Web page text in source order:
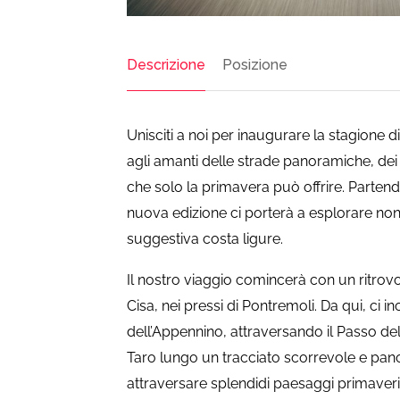
Descrizione Posizione
Unisciti a noi per inaugurare la stagione
agli amanti delle strade panoramiche,
che solo la primavera può offrire.
nuova edizione ci porterà a esplorare
suggestiva costa ligure.
Il nostro viaggio comincerà con un
Cisa, nei pressi di Pontremoli. Da qui, ci
dell’Appennino, attraversando il Passo
Taro lungo un tracciato scorrevole e
attraversare splendidi paesaggi